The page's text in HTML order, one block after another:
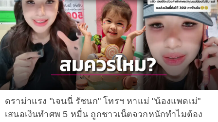
ดราม่าแรง "เจนนี่ รัชนก" โทรฯ หาแม่ "น้องแพดเม่"
เสนอเงินทำศพ 5 หมื่น ถูกชาวเน็ตจวกหนักทำไมต้อง